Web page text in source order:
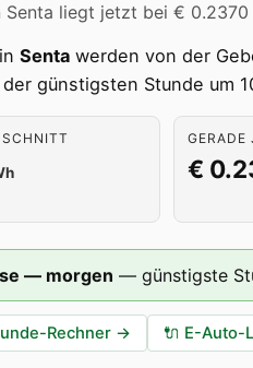
Senta liegt jetzt bei € 0.2370
Senta werden von der
günstigsten Stunde um
€
— morgen — günstigste
Rechner → 🔌 E-Auto-